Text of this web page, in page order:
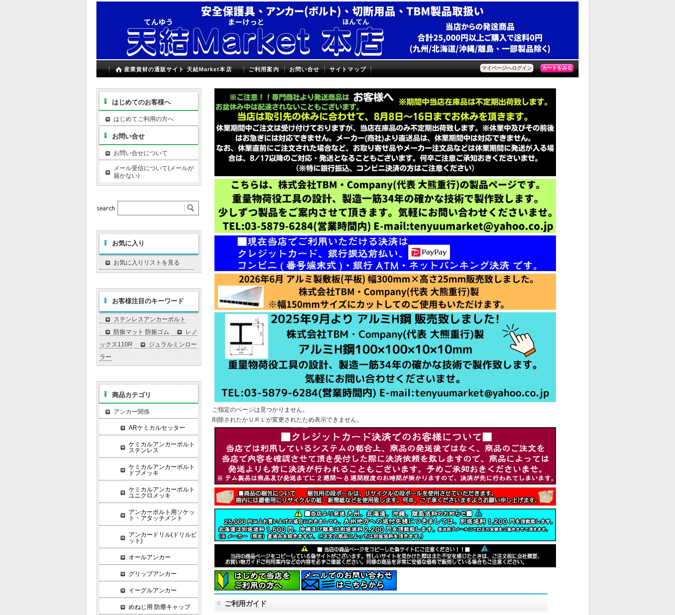
マイページへログイン カートをみる
産業資材の通販サイト 天結Market本店 ご利用案内 お問い合せ サイトマップ
ご指定のページは見つかりません。
削除されたかＵＲＬが変更されたため表示できません。
ご利用ガイド
はじめてのお客様へ
はじめてご利用の方へ
お問い合せ
お問い合せについて
メール受信について(メールが
届かない)
お気に入り
お気に入りリストを見る
お客様注目のキーワード
ステンレスアンカーボルト
防振マット 防振ゴム
レノ
ックス110R
ジュラルミンロー
ラー
商品カテゴリ
アンカー関係
ARケミカルセッター
ケミカルアンカーボルト
ステンレス
ケミカルアンカーボルト
ドブメッキ
ケミカルアンカーボルト
ユニクロメッキ
アンカーボルト用ソケッ
ト・アタッチメント
アンカードリル(ドリルビ
ット)
オールアンカー
グリップアンカー
イーグルアンカー
めねじ用 防塵キャップ